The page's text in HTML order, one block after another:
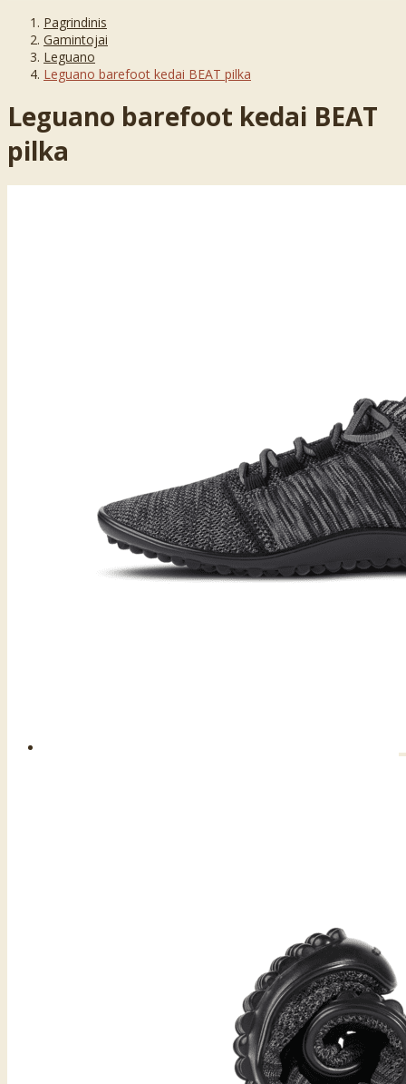
Pagrindinis
Gamintojai
Leguano
Leguano barefoot kedai BEAT pilka
Leguano barefoot kedai BEAT
pilka